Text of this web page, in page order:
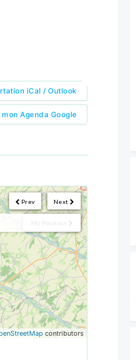
Agenda Google
iCal / Outlook
Next
Prev
My Position
contributors